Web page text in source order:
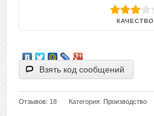
КАЧЕСТВО
Взять код сообщений
Отзывов: 18 Категория: Производство